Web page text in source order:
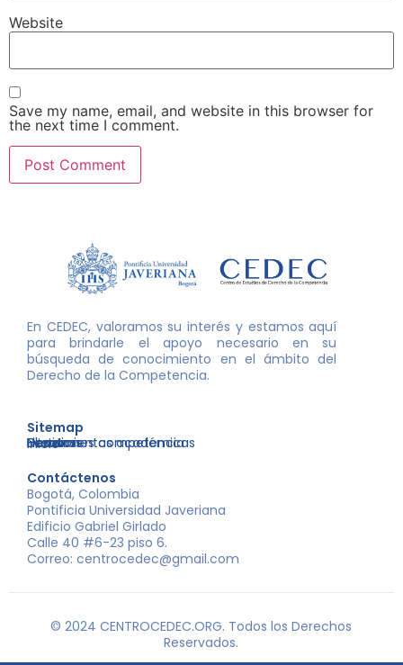
Website
Save my name, email, and website in this browser for
the next time I comment.
En CEDEC, valoramos su interés y estamos aquí
para brindarle el apoyo necesario en su
búsqueda de conocimiento en el ámbito del
Derecho de la Competencia.
Sitemap
Inicio
Nosotros
Libros
Decisiones competencia
Eventos
Herramientas académicas
Contáctenos
Bogotá, Colombia
Pontificia Universidad Javeriana
Edificio Gabriel Girlado
Calle 40 #6-23 piso 6.
Correo: centrocedec@gmail.com
© 2024 CENTROCEDEC.ORG. Todos los Derechos
Reservados.